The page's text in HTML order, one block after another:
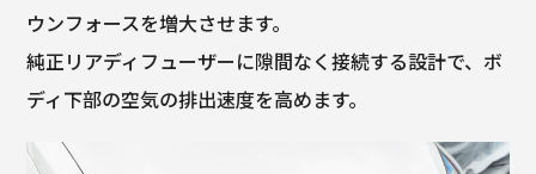
ウンフォースを増大させます。
純正リアディフューザーに隙間なく接続する設計で、ボ
ディ下部の空気の排出速度を高めます。